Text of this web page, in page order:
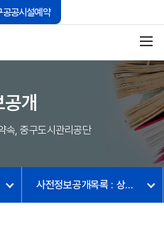
공공시설예약
공개
속, 중구도시관리공단
사전정보공개목록 : 상세목록